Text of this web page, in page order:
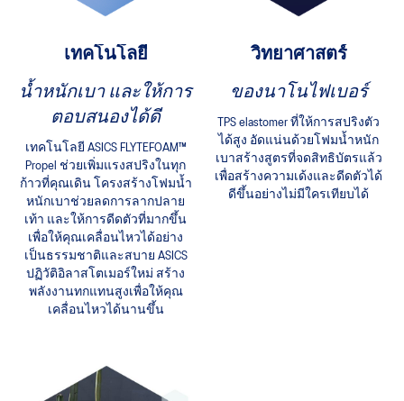
เทคโนโลยี
น้ำหนักเบา และให้การ
ตอบสนองได้ดี
เทคโนโลยี ASICS FLYTEFOAM™
Propel ช่วยเพิ่มแรงสปริงในทุก
ก้าวที่คุณเดิน โครงสร้างโฟมน้ำ
หนักเบาช่วยลดการลากปลาย
เท้า และให้การดีดตัวที่มากขึ้น
เพื่อให้คุณเคลื่อนไหวได้อย่าง
เป็นธรรมชาติและสบาย ASICS
ปฏิวัติอิลาสโตเมอร์ใหม่ สร้าง
พลังงานทกแทนสูงเพื่อให้คุณ
เคลื่อนไหวได้นานขึ้น
วิทยาศาสตร์
ของนาโนไฟเบอร์
TPS elastomer ที่ให้การสปริงตัว
ได้สูง อัดแน่นด้วยโฟมน้ำหนัก
เบาสร้างสูตรที่จดสิทธิบัตรแล้ว
เพื่อสร้างความเด้งและดีดตัวได้
ดีขึ้นอย่างไม่มีใครเทียบได้